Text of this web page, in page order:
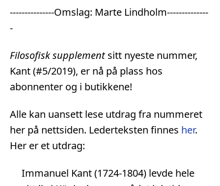
---------------Omslag: Marte Lindholm--------------
-
Filosofisk supplementsitt nyeste nummer,
Kant (#5/2019), er nå på plass hos
abonnenter og i butikkene!
Alle kan uansett lese utdrag fra nummeret
her på nettsiden. Lederteksten finnes her.
Her er et utdrag:
Immanuel Kant (1724-1804) levde hele